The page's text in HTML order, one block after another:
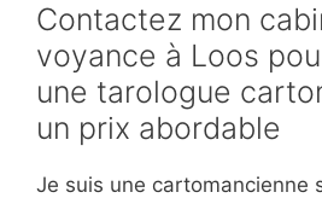
Contactez mon
voyance à Loos
une tarologue
un prix abordable
Je suis une cartomancienne